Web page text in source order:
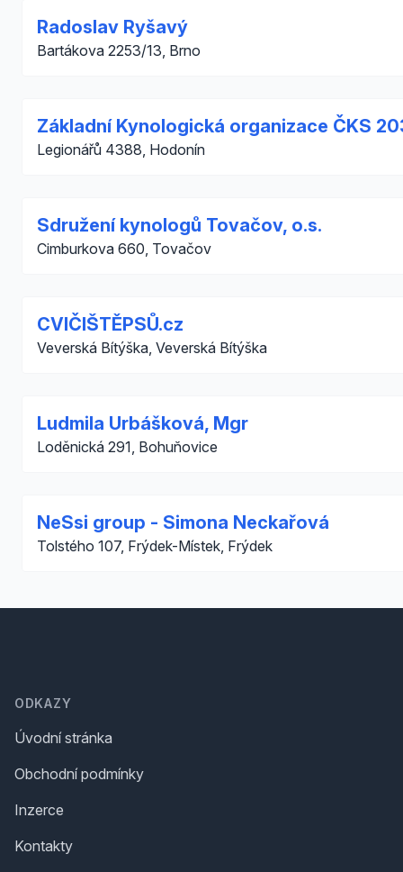
Radoslav Ryšavý
Bartákova 2253/13, Brno
Základní Kynologická organizace ČKS
Legionářů 4388, Hodonín
Sdružení kynologů Tovačov, o.s.
Cimburkova 660, Tovačov
CVIČIŠTĚPSŮ.cz
Veverská Bítýška, Veverská Bítýška
Ludmila Urbášková, Mgr
Loděnická 291, Bohuňovice
NeSsi group - Simona Neckařová
Tolstého 107, Frýdek-Místek, Frýdek
ODKAZY
Úvodní stránka
Obchodní podmínky
Inzerce
Kontakty